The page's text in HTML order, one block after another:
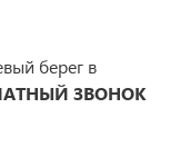
берег в
ЗВОНОК